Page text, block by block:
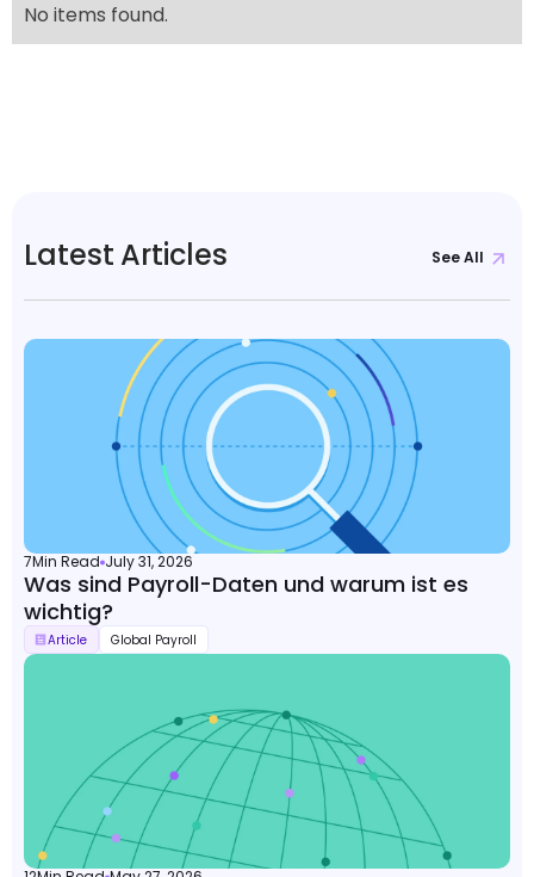
No items found.
Latest Articles See All
7Min Read July 31, 2026
Was sind Payroll-Daten und warum ist es
wichtig?
Article Global Payroll